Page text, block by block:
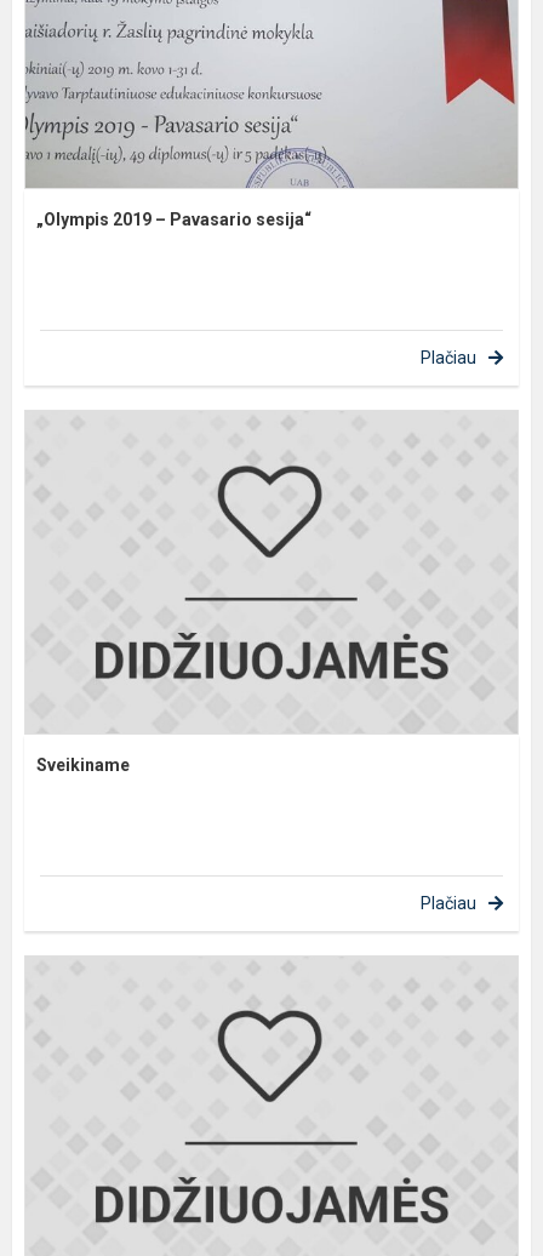
„Olympis 2019 – Pavasario sesija“
Plačiau
Sveikiname
Plačiau